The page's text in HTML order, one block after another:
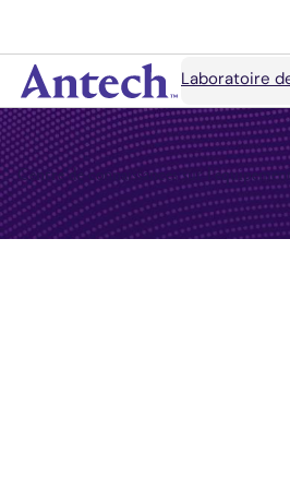
contenu
Laboratoire
Rechercher
Centre de connaissances sur